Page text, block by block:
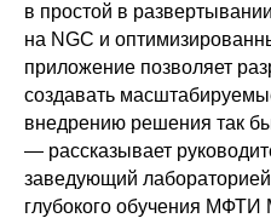
в простой в
на NGC и
приложение позволяет
создавать
внедрению решения так
— рассказывает
заведующий
глубокого обучения